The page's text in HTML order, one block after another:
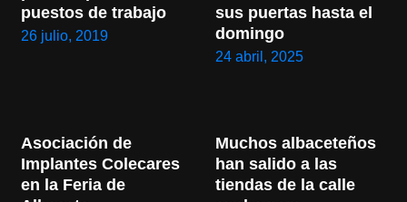
puestos de trabajo
26 julio, 2019
sus puertas hasta el
domingo
24 abril, 2025
Asociación de
Implantes Colecares
en la Feria de
Muchos albaceteños
han salido a las
tiendas de la calle